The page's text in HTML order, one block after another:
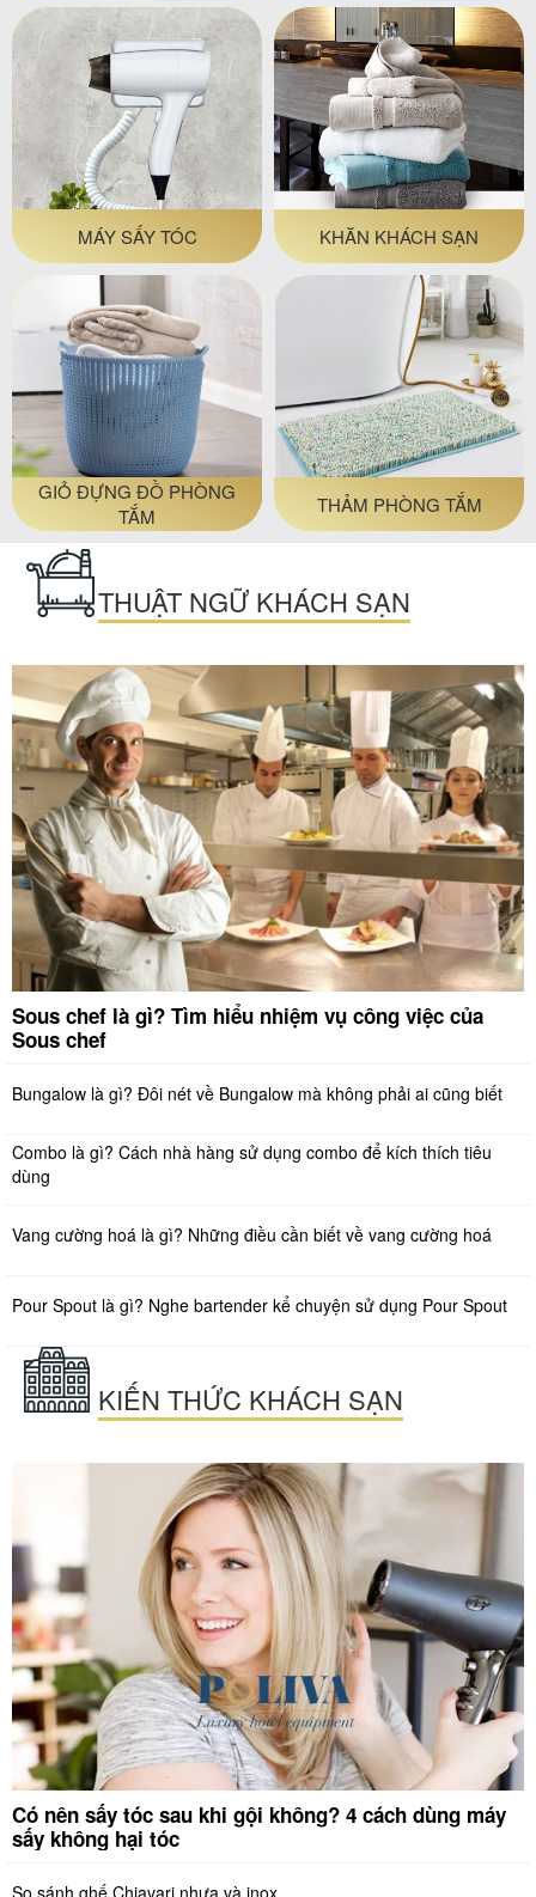
MÁY SẤY TÓC KHĂN KHÁCH SẠN
GIỎ ĐỰNG ĐỒ PHÒNG
TẮM
THẢM PHÒNG TẮM
THUẬT NGỮ KHÁCH SẠN
Sous chef là gì? Tìm hiểu nhiệm vụ công việc của
Sous chef
Bungalow là gì? Đôi nét về Bungalow mà không phải ai cũng biết
Combo là gì? Cách nhà hàng sử dụng combo để kích thích tiêu
dùng
Vang cường hoá là gì? Những điều cần biết về vang cường hoá
Pour Spout là gì? Nghe bartender kể chuyện sử dụng Pour Spout
KIẾN THỨC KHÁCH SẠN
Có nên sấy tóc sau khi gội không? 4 cách dùng máy
sấy không hại tóc
So sánh ghế Chiavari nhựa và inox